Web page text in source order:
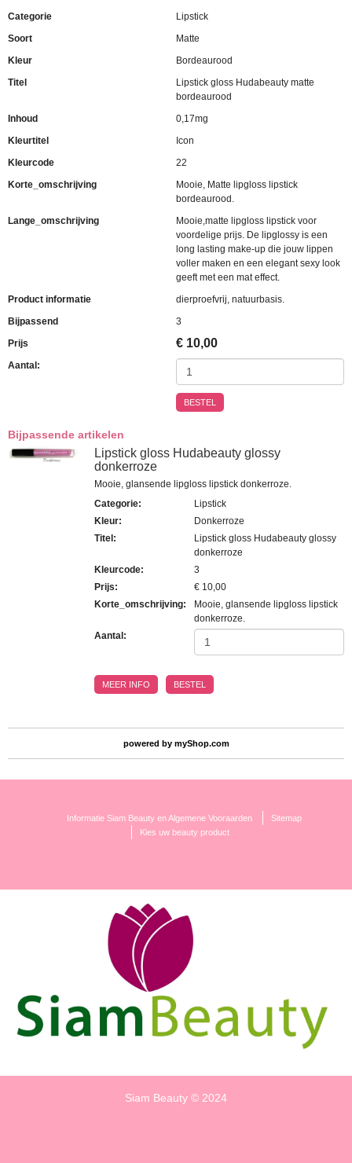
Categorie
Lipstick
Soort
Matte
Kleur
Bordeaurood
Titel
Lipstick gloss Hudabeauty matte
bordeaurood
Inhoud
0,17mg
Kleurtitel
Icon
Kleurcode
22
Korte_omschrijving
Mooie, Matte lipgloss lipstick
bordeaurood.
Lange_omschrijving
Mooie,matte lipgloss lipstick voor
voordelige prijs. De lipglossy is een
long lasting make-up die jouw lippen
voller maken en een elegant sexy look
geeft met een mat effect.
Product informatie
dierproefvrij, natuurbasis.
Bijpassend
3
Prijs
€ 10,00
Aantal:
BESTEL
Bijpassende artikelen
Lipstick gloss Hudabeauty glossy
donkerroze
Mooie, glansende lipgloss lipstick donkerroze.
Categorie:
Lipstick
Kleur:
Donkerroze
Titel :
Lipstick gloss Hudabeauty glossy
donkerroze
Kleurcode:
3
Prijs:
€ 10,00
Korte_omschrijving:
Mooie, glansende lipgloss lipstick
donkerroze.
Aantal:
MEER INFO BESTEL
powered by myShop.com
Informatie Siam Beauty en Algemene Vooraarden
Sitemap
Kies uw beauty product
Siam Beauty © 2024